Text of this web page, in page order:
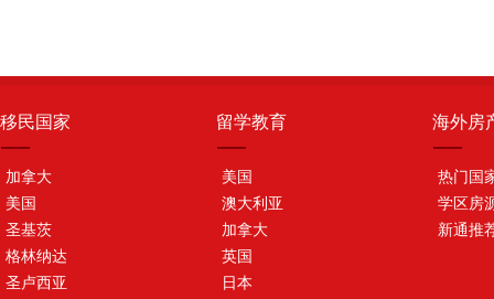
移民国家
加拿大
美国
圣基茨
格林纳达
圣卢西亚
留学教育
美国
澳大利亚
加拿大
英国
日本
海外房
热门国
学区房
新通推